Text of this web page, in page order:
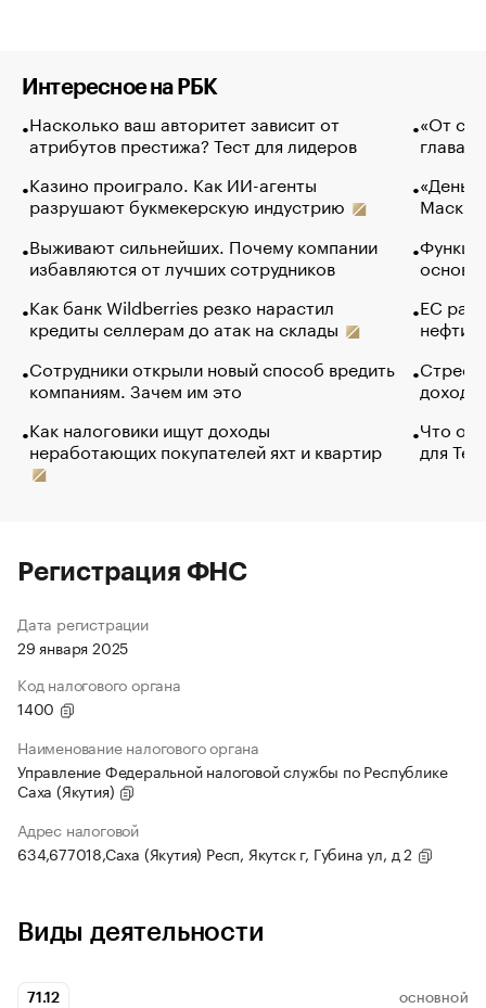
Интересное на РБК
Насколько ваш авторитет зависит от
атрибутов престижа? Тест для лидеров
Казино проиграло. Как ИИ-агенты
разрушают букмекерскую индустрию
Выживают сильнейших. Почему компании
избавляются от лучших сотрудников
Как банк Wildberries резко нарастил
кредиты селлерам до атак на склады
Сотрудники открыли новый способ вредить
компаниям. Зачем им это
Как налоговики ищут доходы
неработающих покупателей яхт и квартир
«От
глава
Маск в
основ
ЕС
нефти
Что
для
Регистрация ФНС
Дата регистрации
29 января 2025
Код налогового органа
1400
Наименование налогового органа
Управление Федеральной налоговой службы по Республике
Саха (Якутия)
Адрес налоговой
634,677018,Саха (Якутия) Респ, Якутск г, Губина ул, д 2
Виды деятельности
71.12 ОСНОВНОЙ